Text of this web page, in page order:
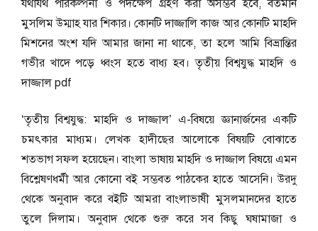
যথাযথ পরিকল্পনা ও পদক্ষেপ গ্রহণ করা অসম্ভব হবে, বর্তমান
মুসলিম উম্মাহ যার শিকার। কোনটি দাজ্জালি কাজ আর কোনটি মাহদি
মিশনের অংশ যদি আমার জানা না থাকে, তা হলে আমি বিভ্রান্তির
গভীর খাদে পড়ে ধ্বংস হতে বাধ্য হব। তৃতীয় বিশ্বযুদ্ধ মাহদি ও
দাজ্জাল pdf
‘তৃতীয় বিশ্বযুদ্ধ: মাহদি ও দাজ্জাল’ এ-বিষয়ে জ্ঞানার্জনের একটি
চমৎকার মাধ্যম। লেখক হাদীছের আলোকে বিষয়টি বোঝাতে
শতভাগ সফল হয়েছেন। বাংলা ভাষায় মাহদি ও দাজ্জাল বিষয়ে এমন
বিশ্লেষণধর্মী আর কোনো বই সম্ভবত পাঠকের হাতে আসেনি। উরদু
থেকে অনুবাদ করে বইটি আমরা বাংলাভাষী মুসলমানদের হাতে
তুলে দিলাম। অনুবাদ থেকে শুরু করে সব কিছু ঘষামাজা ও